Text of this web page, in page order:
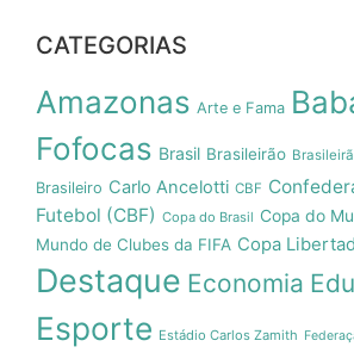
CATEGORIAS
Amazonas Arte e Fama
Fofocas Brasil Brasileirão
Brasileiro Carlo Ancelotti CBF
Futebol (CBF) Copa do Brasil Copa do
Mundo de Clubes da FIFA Copa
Destaque Economia
Esporte Estádio Carlos Zamith